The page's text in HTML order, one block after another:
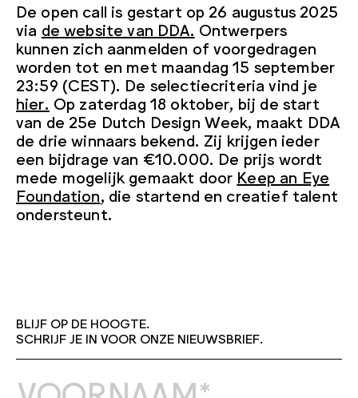
De open call is gestart op 26 augustus 2025
via de website van DDA. Ontwerpers
kunnen zich aanmelden of voorgedragen
worden tot en met maandag 15 september
23:59 (CEST). De selectiecriteria vind je
hier. Op zaterdag 18 oktober, bij de start
van de 25e Dutch Design Week, maakt DDA
de drie winnaars bekend. Zij krijgen ieder
een bijdrage van €10.000. De prijs wordt
mede mogelijk gemaakt door Keep an Eye
Foundation, die startend en creatief talent
ondersteunt.
BLIJF OP DE HOOGTE.
SCHRIJF JE IN VOOR ONZE NIEUWSBRIEF.